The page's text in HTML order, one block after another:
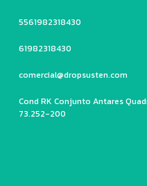
5561982318430
61982318430
comercial@dropsusten.com
Cond RK Conjunto Antares
73.252-200